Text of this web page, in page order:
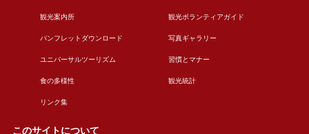
観光案内所 観光ボランティアガイド
パンフレットダウンロード 写真ギャラリー
ユニバーサルツーリズム 習慣とマナー
食の多様性 観光統計
リンク集
このサイトについて